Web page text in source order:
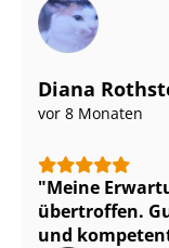
Diana
vor 8 Monaten
Meine
übertroffen.
und